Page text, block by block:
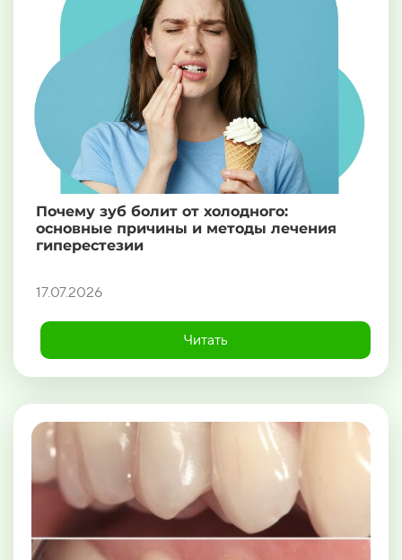
Почему зуб болит от холодного:
основные причины и методы лечения
гиперестезии
17.07.2026
Читать